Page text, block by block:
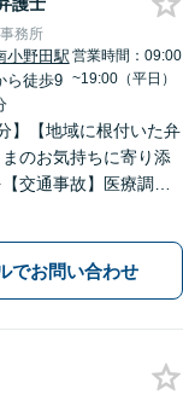
務所
小野田駅
ら徒歩9
営業時間：09:00
~19:00（平日）
】【地域に根付いた弁
のお気持ちに寄り添
交通事故】医療調査
サーチし、不公平感
【WEB面談】
でお問い合わせ